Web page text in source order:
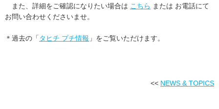
また、詳細をご確認になりたい場合は こちら または お電話にて
お問い合わせくださいませ。
＊過去の「 タヒチ プチ情報 」をご覧いただけます。
<< NEWS & TOPICS